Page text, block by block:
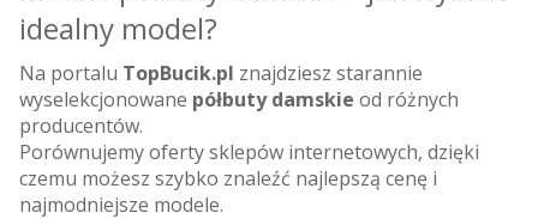
idealny model?
Na portalu TopBucik.pl znajdziesz starannie
wyselekcjonowane półbuty damskie od różnych
producentów.
Porównujemy oferty sklepów internetowych, dzięki
czemu możesz szybko znaleźć najlepszą cenę i
najmodniejsze modele.